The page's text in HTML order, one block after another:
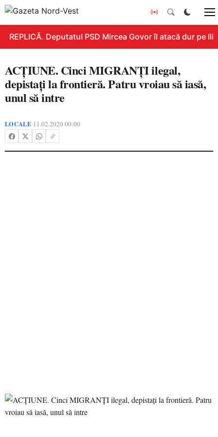
REPLICĂ. Deputatul PSD Mircea Govor îl atacă dur pe
ACȚIUNE. Cinci MIGRANȚI ilegal,
depistați la frontieră. Patru vroiau să iasă,
unul să intre
LOCALE•11.02.2020 00:00